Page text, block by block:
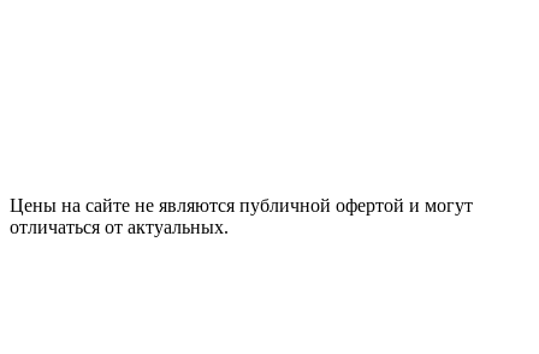
Цены на сайте не являются публичной офертой и могут
отличаться от актуальных.